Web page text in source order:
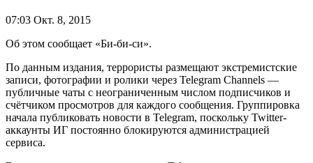
07:03 Окт. 8, 2015
Об этом сообщает «Би-би-си».
По данным издания, террористы размещают экстремистские
записи, фотографии и ролики через Telegram Channels —
публичные чаты с неограниченным числом подписчиков и
счётчиком просмотров для каждого сообщения. Группировка
начала публиковать новости в Telegram, поскольку Twitter-
аккаунты ИГ постоянно блокируются администрацией
сервиса.